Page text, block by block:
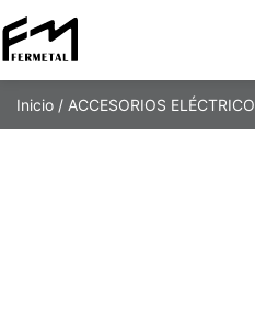
Inicio / ACCESORIOS